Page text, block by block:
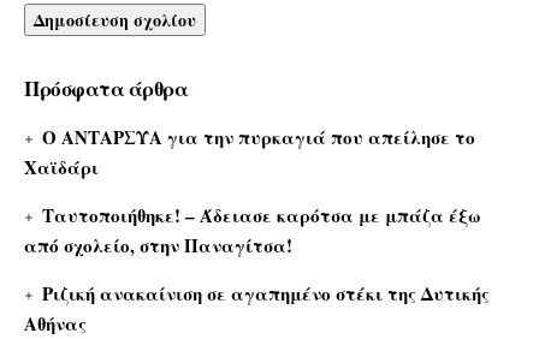
Πρόσφατα άρθρα
Ο ΑΝΤΑΡΣΥΑ για την πυρκαγιά που απείλησε το
Χαϊδάρι
Ταυτοποιήθηκε! – Άδειασε καρότσα με μπάζα έξω
από σχολείο, στην Παναγίτσα!
Ριζική ανακαίνιση σε αγαπημένο στέκι της Δυτικής
Αθήνας